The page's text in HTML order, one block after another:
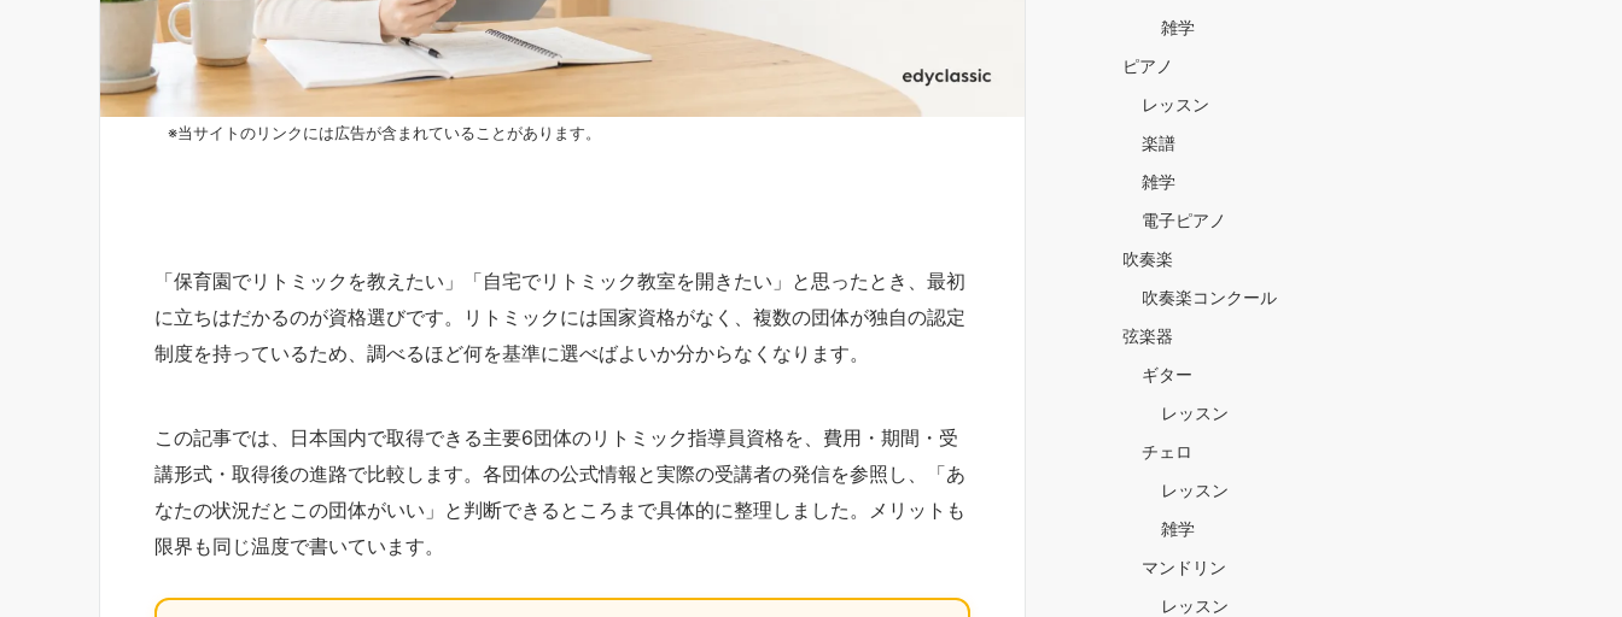
※当サイトのリンクには広告が含まれていることがあります。
「保育園でリトミックを教えたい」「自宅でリトミック教室を開きたい」と思ったとき、最初
に立ちはだかるのが資格選びです。リトミックには国家資格がなく、複数の団体が独自の認定
制度を持っているため、調べるほど何を基準に選べばよいか分からなくなります。
この記事では、日本国内で取得できる主要6団体のリトミック指導員資格を、費用・期間・受
講形式・取得後の進路で比較します。各団体の公式情報と実際の受講者の発信を参照し、「あ
なたの状況だとこの団体がいい」と判断できるところまで具体的に整理しました。メリットも
限界も同じ温度で書いています。
雑学
ピアノ
レッスン
楽譜
雑学
電子ピアノ
吹奏楽
吹奏楽コンクール
弦楽器
ギター
レッスン
チェロ
レッスン
雑学
マンドリン
レッスン